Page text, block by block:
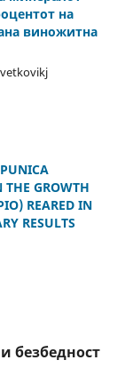
на
виножитна
GROWTH
REARED IN
RESULTS
безбедност